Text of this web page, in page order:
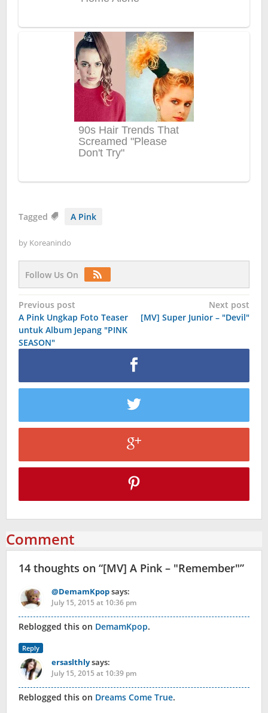
Tagged A Pink
by Koreanindo
Follow Us On
Post
navigation
Previous post
A Pink Ungkap Foto Teaser
untuk Album Jepang "PINK
SEASON"
Next post
[MV] Super Junior – "Devil"
Comment
14 thoughts on “[MV] A Pink – "Remember"”
@DemamKpopsays:
July 15, 2015 at 10:36 pm
Reblogged this on DemamKpop.
Reply
ersaslthlysays:
July 15, 2015 at 10:39 pm
Reblogged this on Dreams Come True.